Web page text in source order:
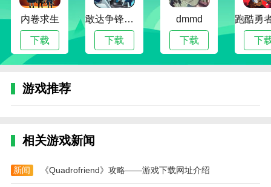
3.改装升级，个性化你的私家车：提供2300多个贴
纸，如果你赢了，就赢有形的钱。
4.丰厚奖品：
参加限时活动，争夺独家奖品!
超凡赛车 免费安卓版中有很多模式可供选择，每
时可以充分享受城市道路景观，游戏规则非常有限。玩
家可以自由玩耍，感受驾驶虚拟赛车的乐趣。游戏中的
车辆和车辆的改造需要金币，只有赢得游戏才能获得金
币。因此，超凡赛车 免费安卓版的可玩性非常好，画
内卷求生
下载
敢达争锋对决无限钻石版
下载
dmmd
下载 下
游戏推荐
相关游戏新闻
新闻 《Quadrofriend》攻略——游戏下载网址介绍